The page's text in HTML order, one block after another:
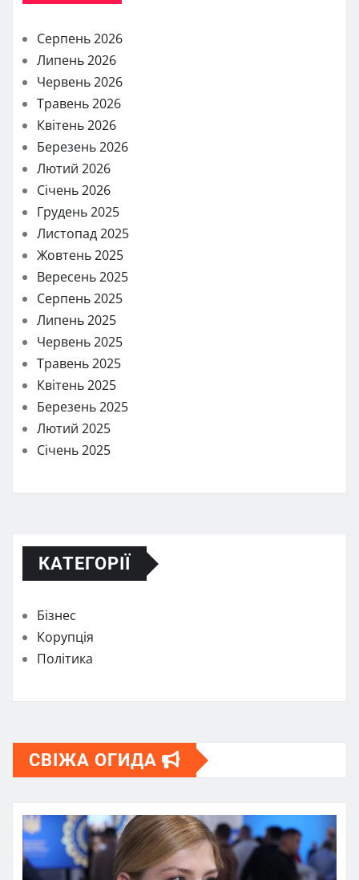
Серпень 2026
Липень 2026
Червень 2026
Травень 2026
Квітень 2026
Березень 2026
Лютий 2026
Січень 2026
Грудень 2025
Листопад 2025
Жовтень 2025
Вересень 2025
Серпень 2025
Липень 2025
Червень 2025
Травень 2025
Квітень 2025
Березень 2025
Лютий 2025
Січень 2025
КАТЕГОРІЇ
Бізнес
Корупція
Політика
СВІЖА ОГИДА